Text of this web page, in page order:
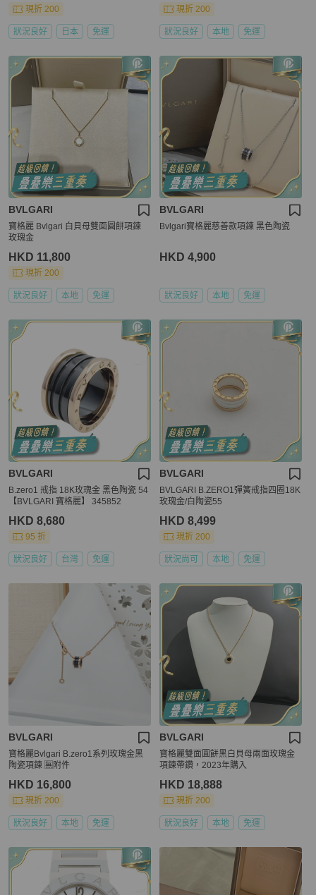
現折 200
狀況良好 日本 免運
現折 200
狀況良好 本地 免運
BVLGARI
寶格麗 Bvlgari 白貝母雙面圓餅項鍊
玫瑰金
HKD 11,800
現折 200
狀況良好 本地 免運
BVLGARI
Bvlgari寶格麗慈善款項鍊 黑色陶瓷
HKD 4,900
狀況良好 本地 免運
BVLGARI
B.zero1 戒指 18K玫瑰金 黑色陶瓷 54
【BVLGARI 寶格麗】 345852
HKD 8,680
95 折
狀況良好 台灣 免運
BVLGARI
BVLGARI B.ZERO1彈簧戒指四圈18K
玫瑰金/白陶瓷55
HKD 8,499
現折 200
狀況尚可 本地 免運
BVLGARI
寶格麗Bvlgari B.zero1系列玫瑰金黑
陶瓷項鍊 🈚附件
HKD 16,800
現折 200
狀況良好 本地 免運
BVLGARI
寶格麗雙面圓餅黑白貝母兩面玫瑰金
項鍊帶鑽，2023年購入
HKD 18,888
現折 200
狀況良好 本地 免運